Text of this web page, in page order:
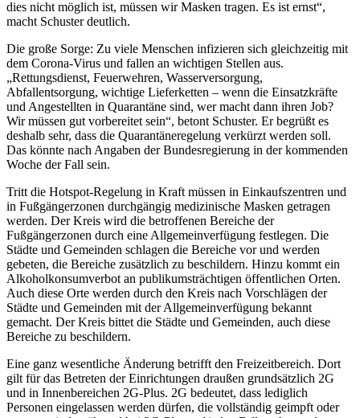
Diese Regeln hat das Land Hessen festgelegt (Stand 28.
Dezember 2021):
An belebten Orten und Plätzen, die die Kommunen selbst
festlegen, gilt dann ein Alkoholverbot.
In den Fußgängerzonen und in Einkaufszentren wird das
Tragen einer Maske zusätzlich verpflichtend.
Bei Veranstaltungen mit mehr als zehn Personen sowie im
Kultur-, Sport- und Freizeitbereich, unter anderem auf dem
Sportplatz, in den Sporthallen, im Schwimmbad, in der
Sauna, im Fitnessstudio, im Kino oder Theater, im Tierpark,
Zoo, botanischen Gärten, in den Spielhallen und
Gedenkstätten gilt die 2G-Plus-Regel für innen (geimpft und
getestet) und die 2G-Regel für draußen.
Gleiches gilt auch für die Gastronomie und bei touristischen
Übernachtungen.
Prostitutionsstätten müssen schließen.
Die Hotspot-Regeln treten außer Kraft, sobald das Land
bekannt gibt, dass der Inzidenz-Wert an fünf
aufeinanderfolgenden Tagen unterhalb der Schwelle von 350
liegt.
Bildunterschrift:Landrat Wolfgang Schuster blickt besorgt auf die
kommenden Wochen und ruft die Bürgerinnen und Bürger des
Lahn-Dill-Kreises zur besonderen Achtsamkeit auf. Foto: Lahn-Dill-
Kreis